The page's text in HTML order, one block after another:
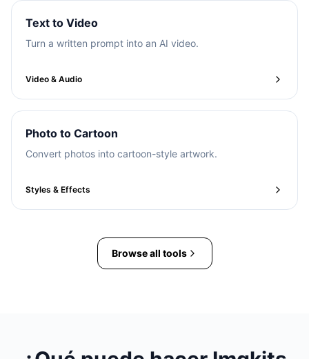
Text to Video
Turn a written prompt into an AI video.
Video & Audio
Photo to Cartoon
Convert photos into cartoon-style artwork.
Styles & Effects
Browse all tools